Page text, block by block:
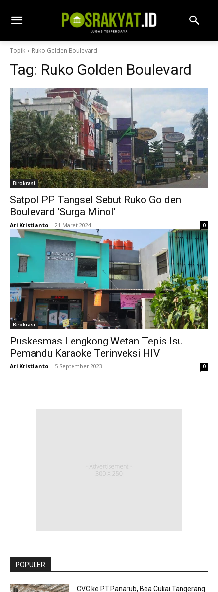
Topik Ruko Golden Boulevard
Tag: Ruko Golden Boulevard
Birokrasi
Satpol PP Tangsel Sebut Ruko Golden
Boulevard ‘Surga Minol’
Ari Kristianto - 21 Maret 2024 0
Birokrasi
Puskesmas Lengkong Wetan Tepis Isu
Pemandu Karaoke Terinveksi HIV
Ari Kristianto - 5 September 2023 0
POPULER
CVC ke PT Panarub, Bea Cukai Tangerang